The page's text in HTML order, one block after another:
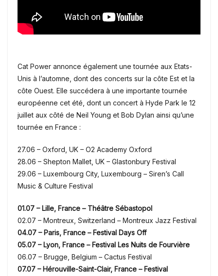
Cat Power annonce également une tournée aux Etats-
Unis à l’automne, dont des concerts sur la côte Est et la
côte Ouest. Elle succédera à une importante tournée
européenne cet été, dont un concert à Hyde Park le 12
juillet aux côté de Neil Young et Bob Dylan ainsi qu’une
tournée en France :
27.06 – Oxford, UK – O2 Academy Oxford
28.06 – Shepton Mallet, UK – Glastonbury Festival
29.06 – Luxembourg City, Luxembourg – Siren’s Call
Music & Culture Festival
01.07 – Lille, France – Théâtre Sébastopol
02.07 – Montreux, Switzerland – Montreux Jazz Festival
04.07 – Paris, France – Festival Days Off
05.07 – Lyon, France – Festival Les Nuits de Fourvière
06.07 – Brugge, Belgium – Cactus Festival
07.07 – Hérouville-Saint-Clair, France – Festival